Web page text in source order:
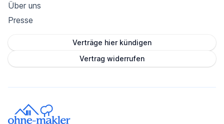
Über uns
Presse
Verträge hier kündigen
Vertrag widerrufen